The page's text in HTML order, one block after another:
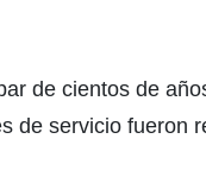
de cientos de
de servicio fueron